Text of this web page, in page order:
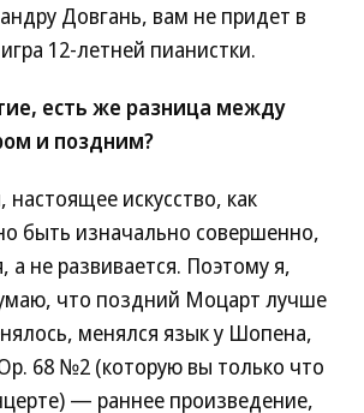
Довгань, вам не придет в
12-летней пианистки.
есть же разница между
и поздним?
искусство, как
быть изначально совершенно,
а не развивается. Поэтому я,
что поздний Моцарт лучше
менялся язык у Шопена,
68 №2 (которую вы только что
— раннее произведение,